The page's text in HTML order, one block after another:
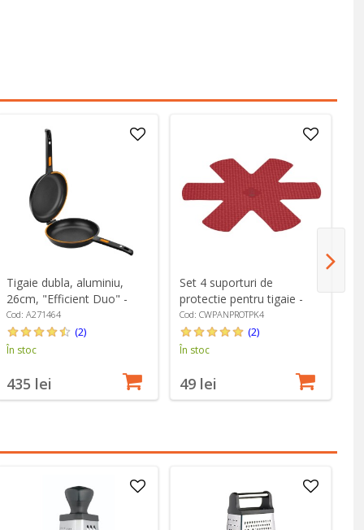
Tigaie dubla, aluminiu,
26cm, "Efficient Duo" -
BRA
Cod: A271464
(2)
În stoc
435 lei
Set 4 suporturi de
protectie pentru tigaie -
Colourworks
Cod: CWPANPROTPK4
(2)
În stoc
49 lei